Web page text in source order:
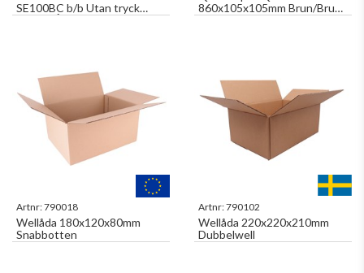
SE100BC b/b Utan tryck
SMAL LÅDA (4 ST) PER
860x105x105mm Brun/Brun
Fyrkantshylsa Med
Artnr:790018
Wellåda 180x120x80mm
Snabbotten
Artnr:790102
Wellåda 220x220x210mm
Dubbelwell